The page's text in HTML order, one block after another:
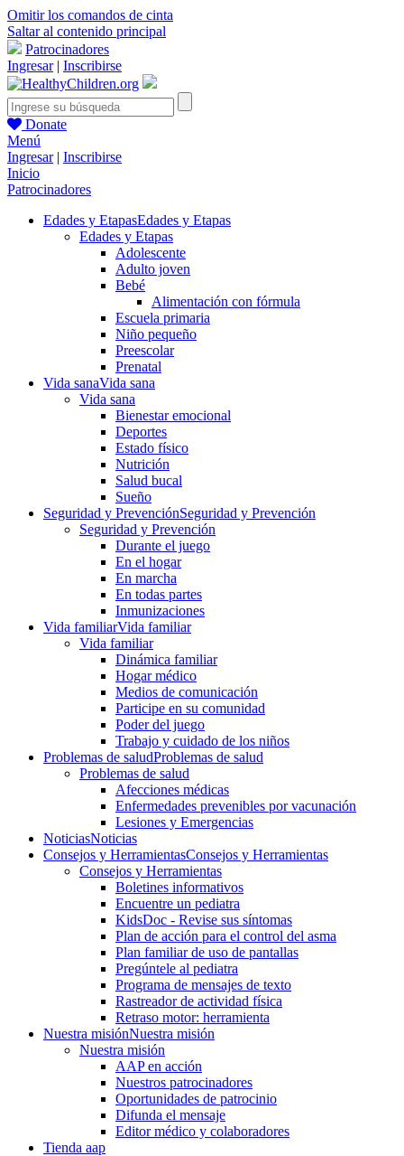
Omitir los comandos de cinta
Saltar al contenido principal
Patrocinadores
Ingresar| Inscribirse
Donate
Menú
Ingresar| Inscribirse
Inicio
Patrocinadores
Edades y EtapasEdades y Etapas
Edades y Etapas
Adolescente
Adulto joven
Bebé
Alimentación con fórmula
Escuela primaria
Niño pequeño
Preescolar
Prenatal
Vida sanaVida sana
Vida sana
Bienestar emocional
Deportes
Estado físico
Nutrición
Salud bucal
Sueño
Seguridad y PrevenciónSeguridad y Prevención
Seguridad y Prevención
Durante el juego
En el hogar
En marcha
En todas partes
Inmunizaciones
Vida familiarVida familiar
Vida familiar
Dinámica familiar
Hogar médico
Medios de comunicación
Participe en su comunidad
Poder del juego
Trabajo y cuidado de los niños
Problemas de saludProblemas de salud
Problemas de salud
Afecciones médicas
Enfermedades prevenibles por vacunación
Lesiones y Emergencias
NoticiasNoticias
Consejos y HerramientasConsejos y Herramientas
Consejos y Herramientas
Boletines informativos
Encuentre un pediatra
KidsDoc - Revise sus síntomas
Plan de acción para el control del asma
Plan familiar de uso de pantallas
Pregúntele al pediatra
Programa de mensajes de texto
Rastre​​ador de activida​d física
Retraso motor: herramienta
Nuestra misiónNuestra misión
Nuestra misión
AAP en acción
Nuestros patrocinadores
Oportunidades de patrocinio
Difunda el mensaje
Editor médico y colaboradores
Tienda aap